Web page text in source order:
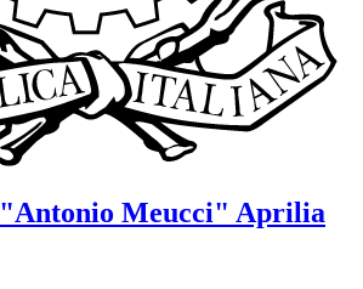
"Antonio Meucci" Aprilia